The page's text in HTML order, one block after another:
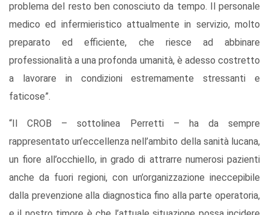
problema del resto ben conosciuto da tempo. Il personale
medico ed infermieristico attualmente in servizio, molto
preparato ed efficiente, che riesce ad abbinare
professionalità a una profonda umanità, è adesso costretto
a lavorare in condizioni estremamente stressanti e
faticose”.
“Il CROB – sottolinea Perretti – ha da sempre
rappresentato un’eccellenza nell’ambito della sanità lucana,
un fiore all’occhiello, in grado di attrarre numerosi pazienti
anche da fuori regioni, con un’organizzazione ineccepibile
dalla prevenzione alla diagnostica fino alla parte operatoria,